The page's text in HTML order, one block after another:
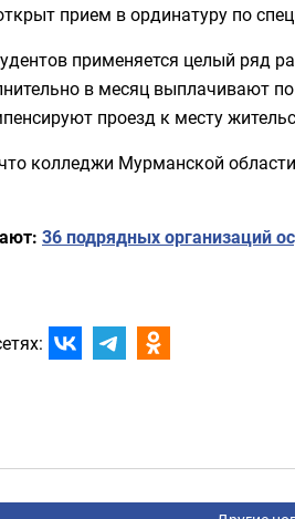
прием в ординатуру по
применяется целый ряд
в месяц выплачивают
проезд к месту
колледжи Мурманской
36 подрядных организаций